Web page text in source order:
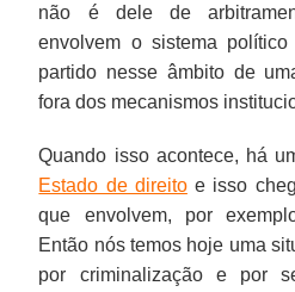
não é dele de
envolvem o sistema
partido nesse âmbito de
fora dos mecanismos
Quando isso acontece, há
Estado de direitoe isso
que envolvem, por
Então nós temos hoje uma
por criminalização e por